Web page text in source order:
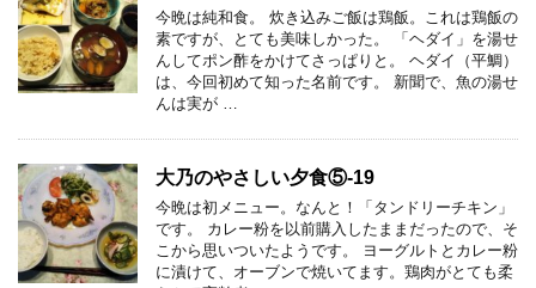
今晩は純和食。 炊き込みご飯は鶏飯。これは鶏飯の
素ですが、とても美味しかった。 「ヘダイ」を湯せ
んしてポン酢をかけてさっぱりと。 ヘダイ（平鯛）
は、今回初めて知った名前です。 新聞で、魚の湯せ
んは実が …
大乃のやさしい夕食⑤-19
今晩は初メニュー。なんと！「タンドリーチキン」
です。 カレー粉を以前購入したままだったので、そ
こから思いついたようです。 ヨーグルトとカレー粉
に漬けて、オーブンで焼いてます。鶏肉がとても柔